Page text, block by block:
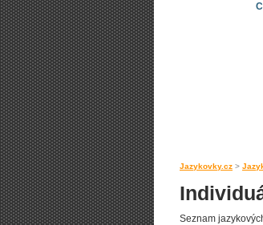
Jazykovky.cz >
Seznam